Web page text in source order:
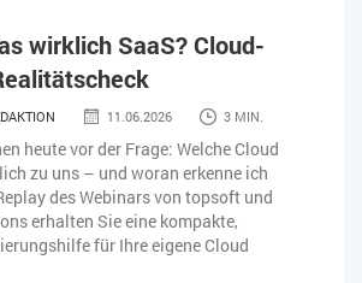
wirklich SaaS? Cloud-
11.06.2026 3 MIN.
heute vor der Frage: Welche Cloud
zu uns – und woran erkenne ich
des Webinars von topsoft und
erhalten Sie eine kompakte,
für Ihre eigene Cloud